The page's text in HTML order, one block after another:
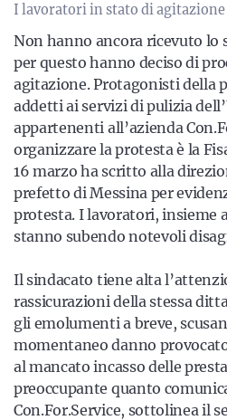
I lavoratori in stato di agitazione
Non hanno ancora ricevuto lo
per questo hanno deciso di
agitazione. Protagonisti della
addetti ai servizi di pulizia
appartenenti all’azienda
organizzare la protesta è la
16 marzo ha scritto alla
prefetto di Messina per
protesta. I lavoratori, insieme
stanno subendo notevoli
Il sindacato tiene alta
rassicurazioni della stessa
gli emolumenti a breve,
momentaneo danno
al mancato incasso delle
preoccupante quanto
Con.For.Service, sottolinea il